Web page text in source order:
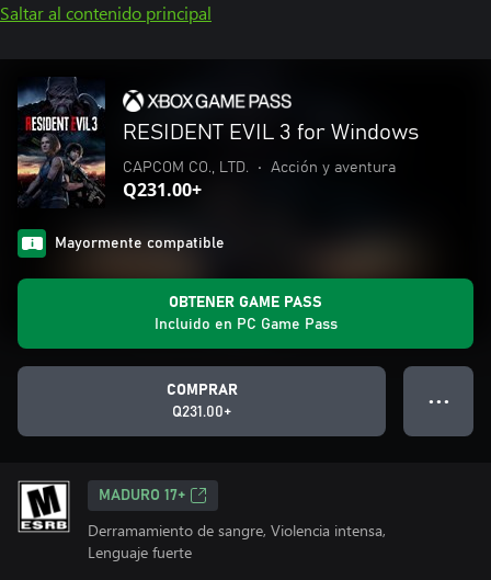
Saltar al contenido principal
RESIDENT EVIL 3 for Windows
CAPCOM CO., LTD. • Acción y aventura
Q231.00+
Mayormente compatible
OBTENER GAME PASS
Incluido en PC Game Pass
COMPRAR
Q231.00+
● ● ●
MADURO 17+
Derramamiento de sangre, Violencia intensa,
Lenguaje fuerte